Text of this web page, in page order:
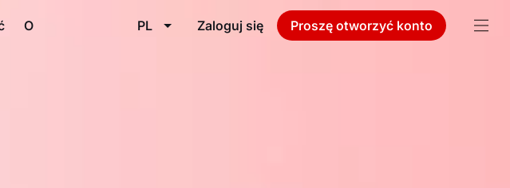
O PL Zaloguj się Proszę otworzyć konto